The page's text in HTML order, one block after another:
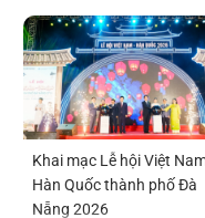
Khai mạc Lễ hội Việt
Hàn Quốc thành phố Đà
Nẵng 2026